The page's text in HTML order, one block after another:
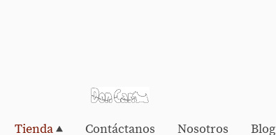
Tienda Contáctanos Nosotros Blog